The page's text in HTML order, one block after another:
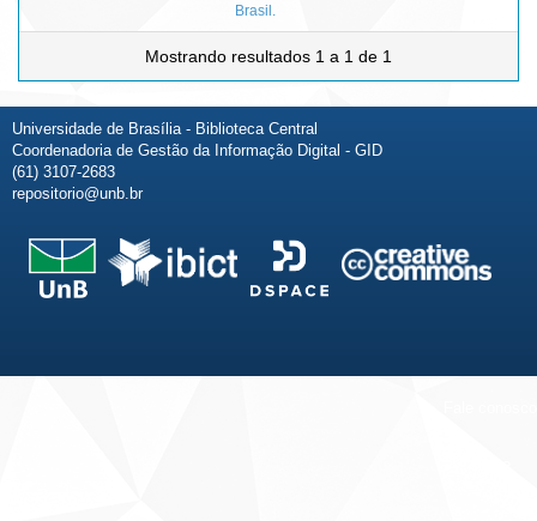
Brasil.
Mostrando resultados 1 a 1 de 1
Universidade de Brasília - Biblioteca Central
Coordenadoria de Gestão da Informação Digital - GID
(61) 3107-2683
repositorio@unb.br